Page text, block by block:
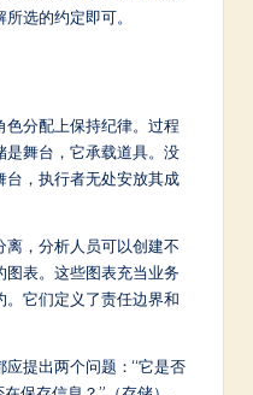
选的约定即可。
分配上保持纪律。过程
是舞台，它承载道具。没
台，执行者无处安放其成
，分析人员可以创建不
图表。这些图表充当业务
它们定义了责任边界和
提出两个问题：“它是否